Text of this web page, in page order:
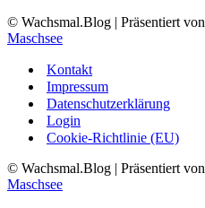
© Wachsmal.Blog | Präsentiert von
Maschsee
Kontakt
Impressum
Datenschutzerklärung
Login
Cookie-Richtlinie (EU)
© Wachsmal.Blog | Präsentiert von
Maschsee